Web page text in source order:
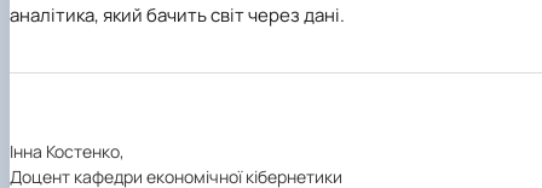
аналітика, який бачить світ через дані.
Інна Костенко,
Доцент кафедри економічної кібернетики